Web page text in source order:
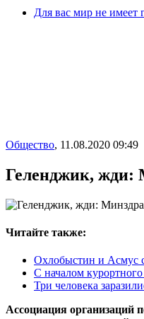
Для вас мир не имеет
Общество, 11.08.2020 09:49
Геленджик, жди:
Читайте также:
Охлобыстин и Асмус
С началом
Три человека
Ассоциация организаций